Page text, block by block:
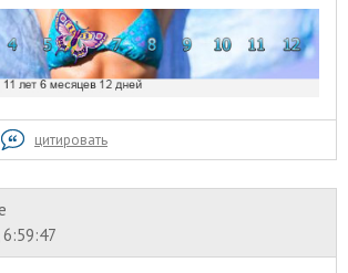
цитировать
6:59:47